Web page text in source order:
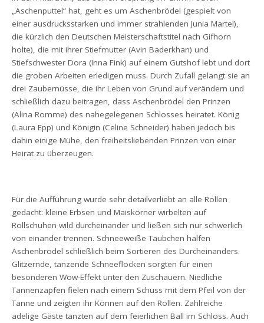
„Aschenputtel“ hat, geht es um Aschenbrödel (gespielt von
einer ausdrucksstarken und immer strahlenden Junia Martel),
die kürzlich den Deutschen Meisterschaftstitel nach Gifhorn
holte), die mit ihrer Stiefmutter (Avin Baderkhan) und
Stiefschwester Dora (Inna Fink) auf einem Gutshof lebt und dort
die groben Arbeiten erledigen muss. Durch Zufall gelangt sie an
drei Zaubernüsse, die ihr Leben von Grund auf verändern und
schließlich dazu beitragen, dass Aschenbrödel den Prinzen
(Alina Romme) des nahegelegenen Schlosses heiratet. König
(Laura Epp) und Königin (Celine Schneider) haben jedoch bis
dahin einige Mühe, den freiheitsliebenden Prinzen von einer
Heirat zu überzeugen.
Für die Aufführung wurde sehr detailverliebt an alle Rollen
gedacht: kleine Erbsen und Maiskörner wirbelten auf
Rollschuhen wild durcheinander und ließen sich nur schwerlich
von einander trennen. Schneeweiße Täubchen halfen
Aschenbrödel schließlich beim Sortieren des Durcheinanders.
Glitzernde, tanzende Schneeflocken sorgten für einen
besonderen Wow-Effekt unter den Zuschauern. Niedliche
Tannenzapfen fielen nach einem Schuss mit dem Pfeil von der
Tanne und zeigten ihr Können auf den Rollen. Zahlreiche
adelige Gäste tanzten auf dem feierlichen Ball im Schloss. Auch